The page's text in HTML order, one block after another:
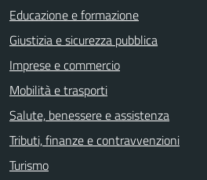
Educazione e formazione
Giustizia e sicurezza pubblica
Imprese e commercio
Mobilità e trasporti
Salute, benessere e assistenza
Tributi, finanze e contravvenzioni
Turismo